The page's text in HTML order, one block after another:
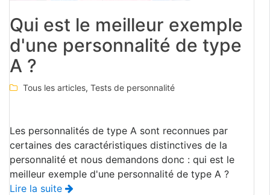
Qui est le meilleur exemple
d'une personnalité de type
A ?
Tous les articles, Tests de personnalité
Les personnalités de type A sont reconnues par
certaines des caractéristiques distinctives de la
personnalité et nous demandons donc : qui est le
meilleur exemple d'une personnalité de type A ?
Lire la suite